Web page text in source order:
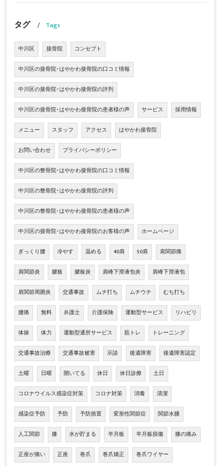
タグ Tags
中川区 接骨院 コンセプト
中川区の接骨院･はやかわ接骨院の口コミ情報
中川区の接骨院･はやかわ接骨院の評判
中川区の接骨院･はやかわ接骨院の患者様の声 サービス 採用情報
メニュー スタッフ アクセス はやかわ接骨院
お問い合わせ プライバシーポリシー
中川区の整骨院･はやかわ接骨院の口コミ情報
中川区の整骨院･はやかわ接骨院の評判
中川区の整骨院･はやかわ接骨院の患者様の声
中川区の接骨院･はやかわ接骨院のお客様の声 ホームページ
ぎっくり腰 冷やす 温める 40肩 50肩 肩関節痛
肩関節炎 腱板 腱板炎 肩峰下滑液包炎 肩峰下滑液包
肩関節周囲炎 交通事故 ムチ打ち ムチウチ むち打ち
腰痛 無料 弁護士 介護保険 運動型サービス リハビリ
体操 体力 運動型通所サービス 筋トレ トレーニング
交通事故治療 交通事故被害 示談 後遺障害 後遺障害認定
土曜 日曜 開いてる 休日 休日診療 土日
コロナウイルス感染症対策 コロナ対策 消毒 清潔
感染症予防 予防 予防措置 変形性関節症 関節水腫
人工関節 膝 水が貯まる 半月板 半月板損傷 膝の痛み
正座が痛い 正座 巻爪 巻爪矯正 巻爪ワイヤー